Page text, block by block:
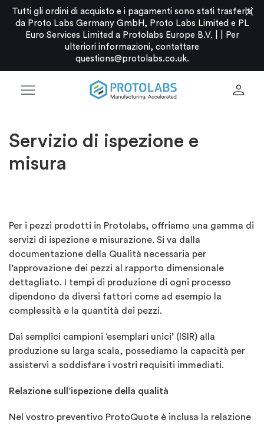
Tutti gli ordini di acquisto e i pagamenti sono stati trasferiti
da Proto Labs Germany GmbH, Proto Labs Limited e PL
Euro Services Limited a Protolabs Europe B.V. |
Per
ulteriori informazioni, contattare
questions@protolabs.co.uk.
close
menu person
Servizio di ispezione e
misura
Per i pezzi prodotti in Protolabs, offriamo una gamma di
servizi di ispezione e misurazione. Si va dalla
documentazione della Qualità necessaria per
l’approvazione dei pezzi al rapporto dimensionale
dettagliato. I tempi di produzione di ogni processo
dipendono da diversi fattori come ad esempio la
complessità e la quantità dei pezzi.
Dai semplici campioni ‘esemplari unici’ (ISIR) alla
produzione su larga scala, possediamo la capacità per
assistervi a soddisfare i vostri requisiti immediati.
Relazione sull’ispezione della qualità
Nel vostro preventivo ProtoQuote è inclusa la relazione